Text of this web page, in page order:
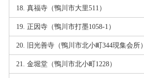
真福寺（鴨川市大里511）
正因寺（鴨川市打墨1058-1）
旧光善寺（鴨川市北小町344現集会所）
金堀堂（鴨川市北小町1228）